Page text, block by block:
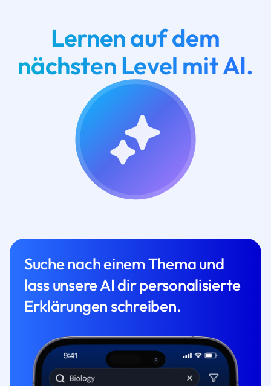
Lernen auf dem
nächsten Level mit AI.
Suche nach einem Thema und
lass unsere AI dir personalisierte
Erklärungen schreiben.